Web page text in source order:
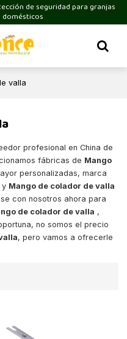
de seguridad para granjas
domésticos
valla
profesional en China de
fábricas de Mango
personalizadas, marca
y Mango de colador de valla
con nosotros ahora para
de colador de valla ,
no somos el precio
, pero vamos a ofrecerle